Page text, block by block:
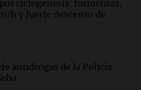
manifiestan
de tierras
Penitentes Park tras
cierre por falta de nieve
ciclogénesis: tormentas,
h y fuerte descenso de
antidrogas de la Policía